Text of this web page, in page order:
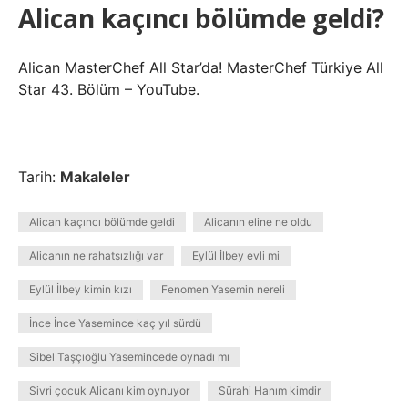
Alican kaçıncı bölümde geldi?
Alican MasterChef All Star’da! MasterChef Türkiye All
Star 43. Bölüm – YouTube.
Tarih: Makaleler
Alican kaçıncı bölümde geldi Alicanın eline ne oldu
Alicanın ne rahatsızlığı var Eylül İlbey evli mi
Eylül İlbey kimin kızı Fenomen Yasemin nereli
İnce İnce Yasemince kaç yıl sürdü
Sibel Taşçıoğlu Yasemincede oynadı mı
Sivri çocuk Alicanı kim oynuyor Sürahi Hanım kimdir